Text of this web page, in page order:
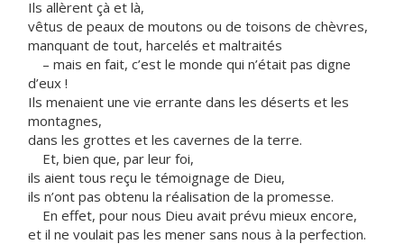
Ils allèrent çà et là,
vêtus de peaux de moutons ou de toisons de chèvres,
manquant de tout, harcelés et maltraités
– mais en fait, c’est le monde qui n’était pas digne
d’eux !
Ils menaient une vie errante dans les déserts et les
montagnes,
dans les grottes et les cavernes de la terre.
Et, bien que, par leur foi,
ils aient tous reçu le témoignage de Dieu,
ils n’ont pas obtenu la réalisation de la promesse.
En effet, pour nous Dieu avait prévu mieux encore,
et il ne voulait pas les mener sans nous à la perfection.